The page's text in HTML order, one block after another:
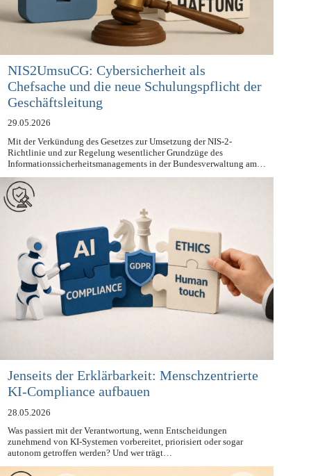
NIS2UmsuCG: Cybersicherheit als
Chefsache und die neue Schulungspflicht der
Geschäftsleitung
29.05.2026
Mit der Verkündung des Gesetzes zur Umsetzung der NIS-2-
Richtlinie und zur Regelung wesentlicher Grundzüge des
Informationssicherheitsmanagements in der Bundesverwaltung am…
Jenseits der Erklärbarkeit: Menschzentrierte
KI-Compliance aufbauen
28.05.2026
Was passiert mit der Verantwortung, wenn Entscheidungen
zunehmend von KI-Systemen vorbereitet, priorisiert oder sogar
autonom getroffen werden? Und wer trägt…